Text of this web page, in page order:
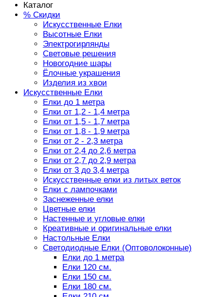
Каталог
% Скидки
Искусственные Елки
Высотные Елки
Электрогирлянды
Световые решения
Новогодние шары
Ёлочные украшения
Изделия из хвои
Искусственные Елки
Елки до 1 метра
Елки от 1,2 - 1,4 метра
Елки от 1,5 - 1,7 метра
Елки от 1,8 - 1,9 метра
Елки от 2 - 2,3 метра
Елки от 2,4 до 2,6 метра
Елки от 2,7 до 2,9 метра
Елки от 3 до 3,4 метра
Искусственные елки из литых веток
Елки с лампочками
Заснеженные елки
Цветные елки
Настенные и угловые елки
Креативные и оригинальные елки
Настольные Елки
Светодиодные Елки (Оптоволоконные)
Елки до 1 метра
Елки 120 см.
Елки 150 см.
Елки 180 см.